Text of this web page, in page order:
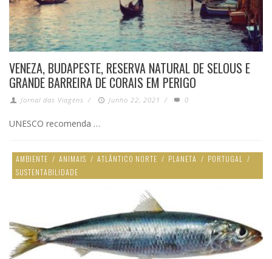
VENEZA, BUDAPESTE, RESERVA NATURAL DE SELOUS E
GRANDE BARREIRA DE CORAIS EM PERIGO
Jornal das Viagens / Junho 22, 2021 / 0
UNESCO recomenda …
AMBIENTE / ANIMAIS / ATLÂNTICO NORTE / PLANETA / PORTUGAL
/
SUSTENTABILIDADE